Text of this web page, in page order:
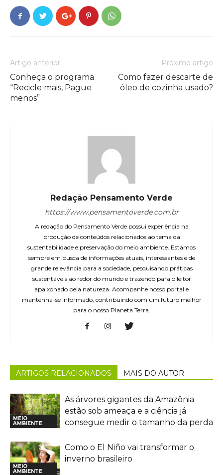
Artigo anterior
Conheça o programa
“Recicle mais, Pague
menos”
Próximo artigo
Como fazer descarte de
óleo de cozinha usado?
Redação Pensamento Verde
https://www.pensamentoverde.com.br
A redação do Pensamento Verde possui experiência na
produção de conteúdos relacionados ao tema da
sustentabilidade e preservação do meio ambiente. Estamos
sempre em busca de informações atuais, interessantes e de
grande relevância para a sociedade, pesquisando práticas
sustentáveis ao redor do mundo e trazendo para o leitor
apaixonado pela natureza. Acompanhe nosso portal e
mantenha-se informado, contribuindo com um futuro melhor
para o nosso Planeta Terra.
ARTIGOS RELACIONADOS MAIS DO AUTOR
MEIO
AMBIENTE
As árvores gigantes da Amazônia
estão sob ameaça e a ciência já
consegue medir o tamanho da perda
MEIO
AMBIENTE
Como o El Niño vai transformar o
inverno brasileiro